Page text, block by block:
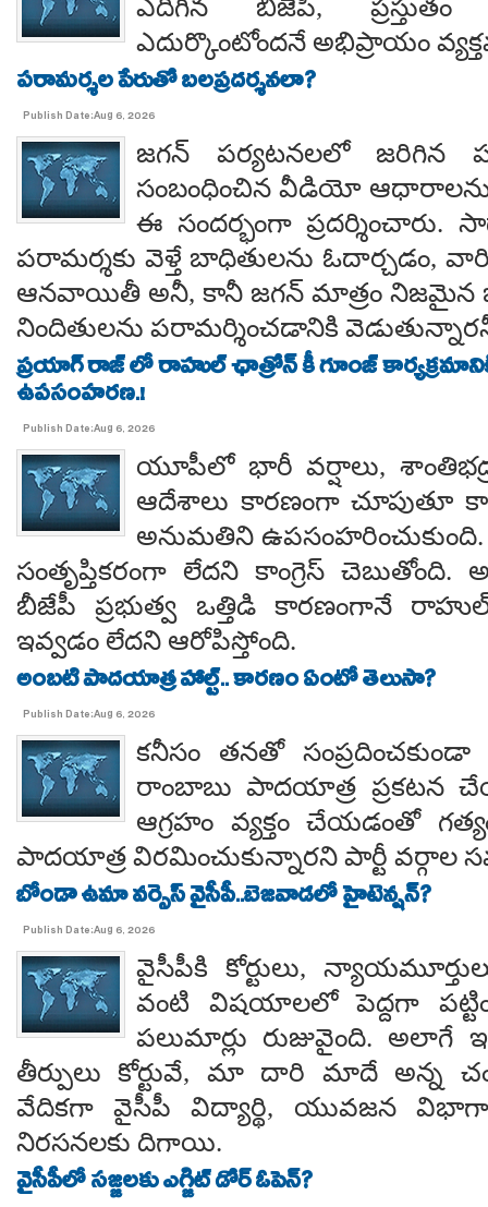
ఎదిగిన బీజేపీ, ప్రస్తుతం
ఎదుర్కొంటోందనే అభిప్రాయం
పరామర్శల పేరుతో బలప్రదర్శనలా?
Publish Date:Aug 6, 2026
జగన్ పర్యటనలలో జరిగిన
సంబంధించిన వీడియో
ఈ సందర్భంగా
పరామర్శకు వెళ్తే బాధితులను ఓదార్చడం,
ఆనవాయితీ అనీ, కానీ జగన్ మాత్రం నిజమైన
నిందితులను పరామర్శించడానికి
ప్రయాగ్ రాజ్ లో రాహుల్ ఛాత్రోన్ కీ గూంజ్
ఉపసంహరణ.!
Publish Date:Aug 6, 2026
యూపీలో భారీ వర్షాలు,
ఆదేశాలు కారణంగా చూపుతూ
అనుమతిని
సంతృప్తికరంగా లేదని కాంగ్రెస్ చెబుతోంది.
బీజేపీ ప్రభుత్వ ఒత్తిడి కారణంగానే
ఇవ్వడం లేదని ఆరోపిస్తోంది.
అంబటి పాదయాత్ర హాల్ట్.. కారణం ఏంటో తెలుసా?
Publish Date:Aug 6, 2026
కనీసం తనతో సంప్రదించకుండా
రాంబాబు పాదయాత్ర ప్రకటన
ఆగ్రహం వ్యక్తం చేయడంతో
పాదయాత్ర విరమించుకున్నారని పార్టీ వర్గాల
బోండా ఉమా వర్సెస్ వైసీపీ..బెజవాడలో హైటెన్షన్?
Publish Date:Aug 6, 2026
వైసీపీకి కోర్టులు,
వంటి విషయాలలో పెద్దగా
పలుమార్లు రుజువైంది. అలాగే
తీర్పులు కోర్టువే, మా దారి మాదే అన్న
వేదికగా వైసీపీ విద్యార్థి, యువజన
నిరసనలకు దిగాయి.
వైసీపీలో సజ్జలకు ఎగ్జిట్ డోర్ ఓపెన్?